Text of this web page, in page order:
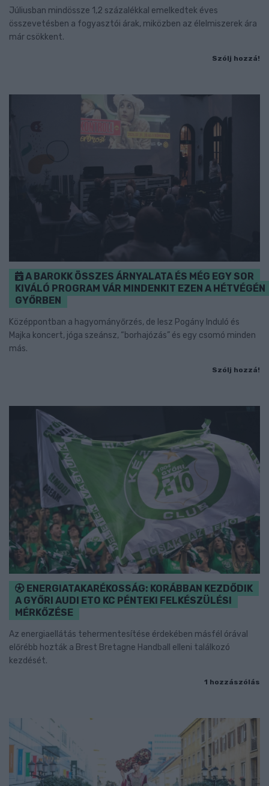
Júliusban mindössze 1,2 százalékkal emelkedtek éves
összevetésben a fogyasztói árak, miközben az élelmiszerek ára
már csökkent.
Szólj hozzá!
A BAROKK ÖSSZES ÁRNYALATA ÉS MÉG EGY SOR
KIVÁLÓ PROGRAM VÁR MINDENKIT EZEN A HÉTVÉGÉN
GYŐRBEN
Középpontban a hagyományőrzés, de lesz Pogány Induló és
Majka koncert, jóga szeánsz, “borhajózás” és egy csomó minden
más.
Szólj hozzá!
ENERGIATAKARÉKOSSÁG: KORÁBBAN KEZDŐDIK
A GYŐRI AUDI ETO KC PÉNTEKI FELKÉSZÜLÉSI
MÉRKŐZÉSE
Az energiaellátás tehermentesítése érdekében másfél órával
előrébb hozták a Brest Bretagne Handball elleni találkozó
kezdését.
1 hozzászólás